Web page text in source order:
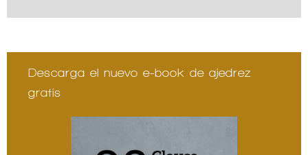
Descarga el nuevo e-book de ajedrez
gratis